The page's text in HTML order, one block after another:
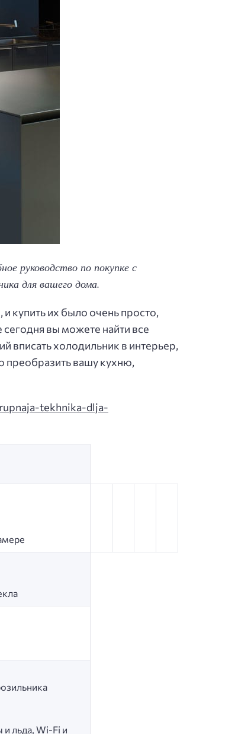
руководство по покупке с
для вашего дома.
купить их было очень просто,
вы можете найти все
вписать холодильник в интерьер,
преобразить вашу кухню,
tekhnika-dlja-
льда, Wi-Fi и